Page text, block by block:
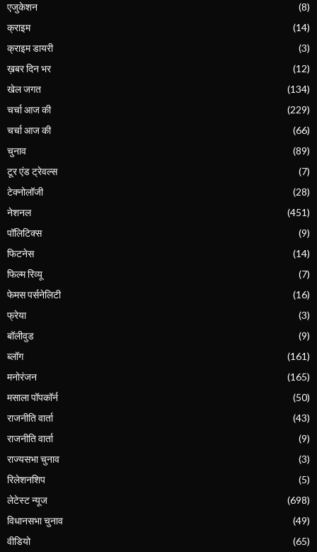
एजुकेशन
(8)
क्राइम
(14)
क्राइम डायरी
(3)
ख़बर दिन भर
(12)
खेल जगत
(134)
चर्चा आज की
(229)
चर्चा आज की
(66)
चुनाव
(89)
टूर एंड ट्रेवल्स
(7)
टेक्नोलॉजी
(28)
नेशनल
(451)
पॉलिटिक्स
(9)
फिटनेस
(14)
फिल्म रिव्यू
(7)
फेमस पर्सनेलिटी
(16)
फ्रेया
(3)
बॉलीवुड
(9)
ब्लॉग
(161)
मनोरंजन
(165)
मसाला पॉपकॉर्न
(50)
राजनीति वार्ता
(43)
राजनीति वार्ता
(9)
राज्यसभा चुनाव
(3)
रिलेशनशिप
(5)
लेटेस्ट न्यूज
(698)
विधानसभा चुनाव
(49)
वीडियो
(65)